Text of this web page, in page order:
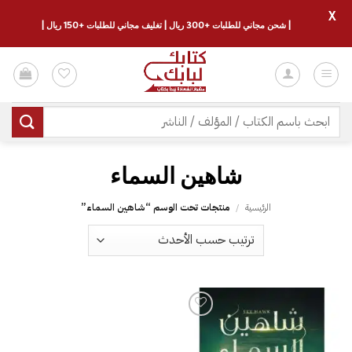
للمحتوى
البحث
عن:
شاهين السماء
الرئيسية / منتجات تحت الوسم “شاهين السماء”
| شحن مجاني للطلبات +300 ريال | تغليف مجاني للطلبات +150 ريال |
X